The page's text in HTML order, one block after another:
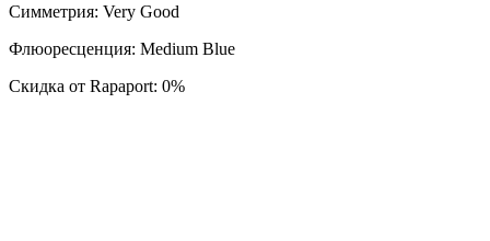
Симметрия: Very Good
Флюоресценция: Medium Blue
Скидка от Rapaport: 0%